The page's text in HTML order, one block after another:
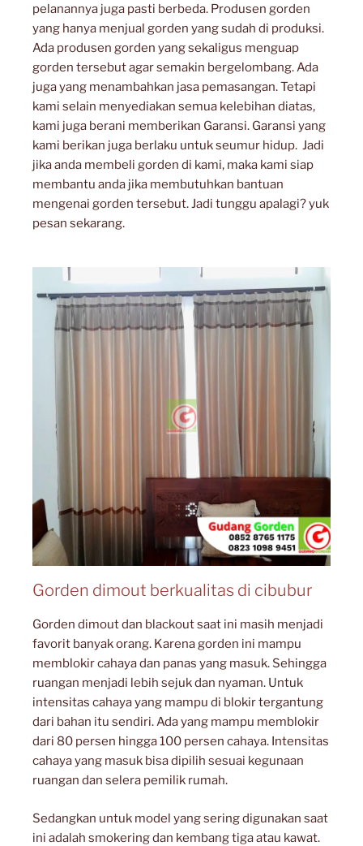
pelanannya juga pasti berbeda. Produsen gorden
yang hanya menjual gorden yang sudah di produksi.
Ada produsen gorden yang sekaligus menguap
gorden tersebut agar semakin bergelombang. Ada
juga yang menambahkan jasa pemasangan. Tetapi
kami selain menyediakan semua kelebihan diatas,
kami juga berani memberikan Garansi. Garansi yang
kami berikan juga berlaku untuk seumur hidup. Jadi
jika anda membeli gorden di kami, maka kami siap
membantu anda jika membutuhkan bantuan
mengenai gorden tersebut. Jadi tunggu apalagi? yuk
pesan sekarang.
Gorden dimout berkualitas di cibubur
Gorden dimout dan blackout saat ini masih menjadi
favorit banyak orang. Karena gorden ini mampu
memblokir cahaya dan panas yang masuk. Sehingga
ruangan menjadi lebih sejuk dan nyaman. Untuk
intensitas cahaya yang mampu di blokir tergantung
dari bahan itu sendiri. Ada yang mampu memblokir
dari 80 persen hingga 100 persen cahaya. Intensitas
cahaya yang masuk bisa dipilih sesuai kegunaan
ruangan dan selera pemilik rumah.
Sedangkan untuk model yang sering digunakan saat
ini adalah smokering dan kembang tiga atau kawat.